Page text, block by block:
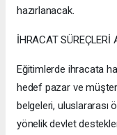
hazırlanacak.
İHRACAT
Eğitimlerde ihracata
hedef pazar ve
belgeleri, uluslararası
yönelik devlet